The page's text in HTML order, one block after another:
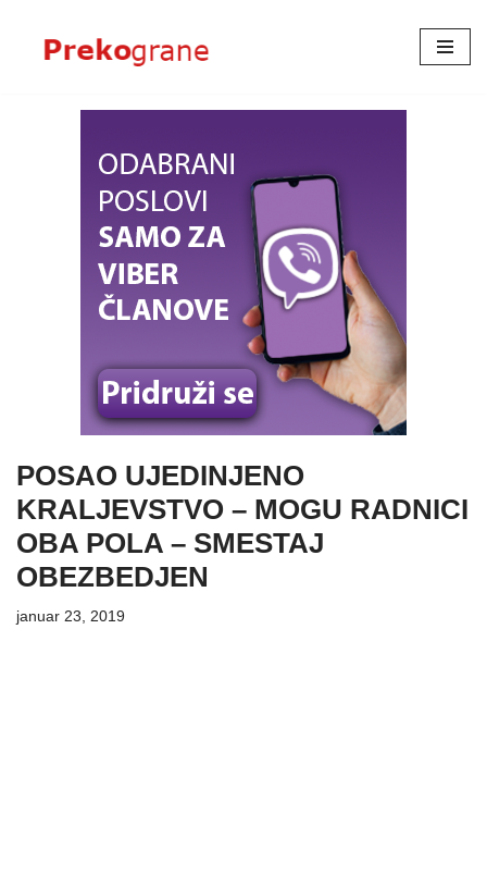
Skoči
POSAO UJEDINJENO
KRALJEVSTVO – MOGU RADNICI
OBA POLA – SMESTAJ
OBEZBEDJEN
januar 23, 2019